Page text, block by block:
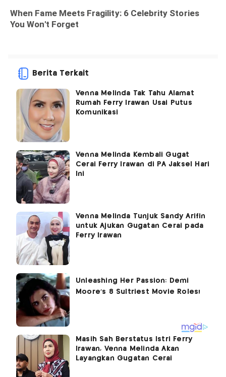
Berita Terkait
Venna Melinda Tak Tahu Alamat
Rumah Ferry Irawan Usai Putus
Komunikasi
Venna Melinda Kembali Gugat
Cerai Ferry Irawan di PA Jaksel Hari
Ini
Venna Melinda Tunjuk Sandy Arifin
untuk Ajukan Gugatan Cerai pada
Ferry Irawan
Masih Sah Berstatus Istri Ferry
Irawan, Venna Melinda Akan
Layangkan Gugatan Cerai